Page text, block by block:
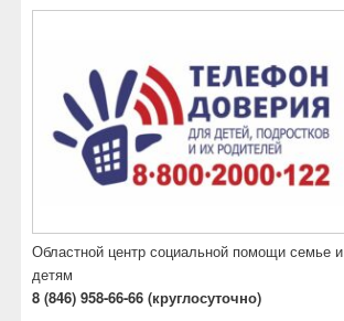
Областной центр социальной помощи семье и
детям
8 (846) 958-66-66 (круглосуточно)